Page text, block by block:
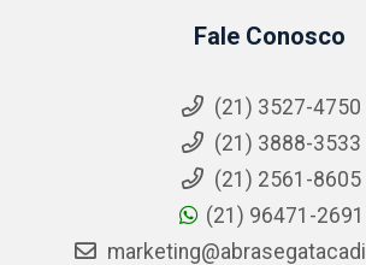
Fale Conosco
(21) 3527-4750
(21) 3888-3533
(21) 2561-8605
(21) 96471-2691